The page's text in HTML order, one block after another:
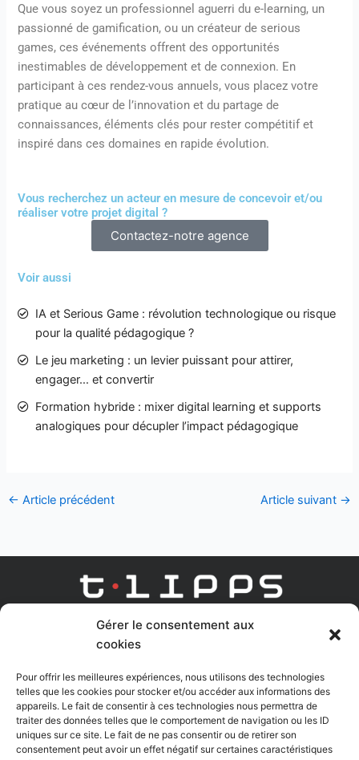
Gérer le consentement aux
cookies
Pour offrir les meilleures expériences, nous utilisons des technologies
telles que les cookies pour stocker et/ou accéder aux informations des
appareils. Le fait de consentir à ces technologies nous permettra de
traiter des données telles que le comportement de navigation ou les ID
uniques sur ce site. Le fait de ne pas consentir ou de retirer son
consentement peut avoir un effet négatif sur certaines caractéristiques
Que vous soyez un professionnel aguerri du e-learning, un
passionné de gamification, ou un créateur de serious
games, ces événements offrent des opportunités
inestimables de développement et de connexion. En
participant à ces rendez-vous annuels, vous placez votre
pratique au cœur de l’innovation et du partage de
connaissances, éléments clés pour rester compétitif et
inspiré dans ces domaines en rapide évolution.
Vous recherchez un acteur en mesure de concevoir et/ou
réaliser votre projet digital ?
Contactez-notre agence
Voir aussi
IA et Serious Game : révolution technologique ou risque
pour la qualité pédagogique ?
Le jeu marketing : un levier puissant pour attirer,
engager… et convertir
Formation hybride : mixer digital learning et supports
analogiques pour décupler l’impact pédagogique
← Article précédent Article suivant →
AGENCE DIGITAL LEARNING
LinkedinYoutube
Nous contacter